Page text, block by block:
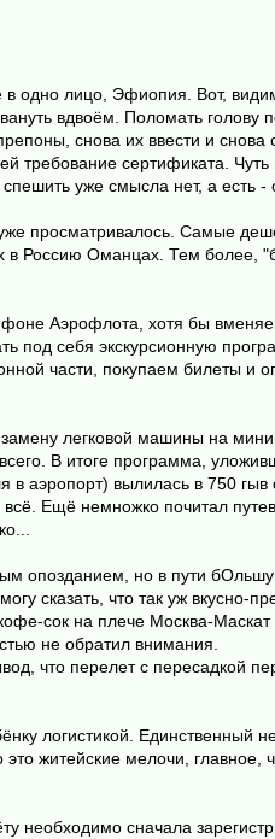
лицо, Эфиопия. Вот,
вдвоём. Поломать голову
снова их ввести и снова
требование сертификата.
уже смысла нет, а есть -
просматривалось. Самые
Россию Оманцах. Тем более,
Аэрофлота, хотя бы
под себя экскурсионную
части, покупаем билеты и
легковой машины на
В итоге программа,
аэропорт) вылилась в 750
Ещё немножко почитал
опозданием, но в пути
сказать, что так уж вкусно-
сок на плече Москва-
не обратил внимания.
что перелет с пересадкой
логистикой. Единственный
житейские мелочи, главное,
необходимо сначала